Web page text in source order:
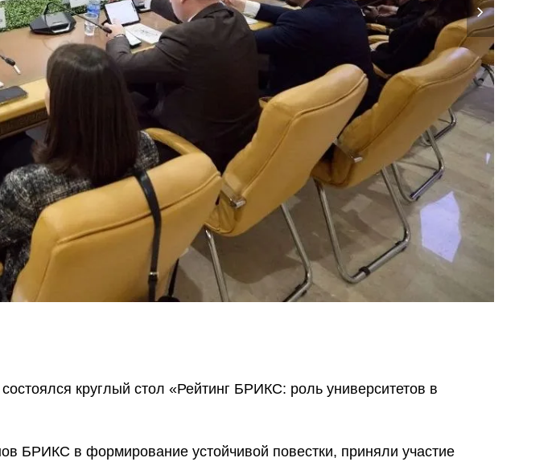
круглый стол «Рейтинг БРИКС: роль университетов в
БРИКС в формирование устойчивой повестки, приняли участие